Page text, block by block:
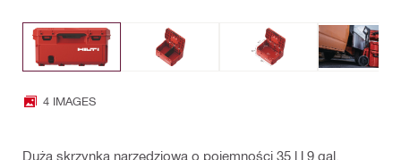
4 IMAGES
Duża skrzynka narzędziowa o pojemności 35 l | 9 gal,